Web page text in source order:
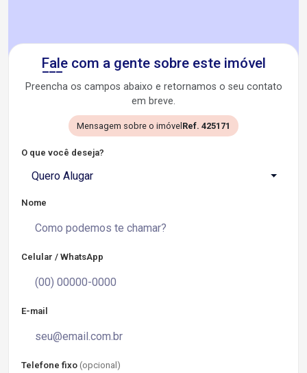
Fale com a gente sobre este imóvel
Preencha os campos abaixo e retornamos o seu contato
em breve.
Mensagem sobre o imóvel Ref. 425171
O que você deseja?
Quero Alugar
Nome
Celular / WhatsApp
E-mail
Telefone fixo (opcional)